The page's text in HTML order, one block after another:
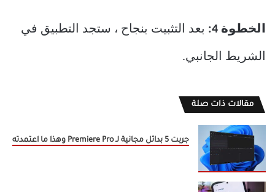
الخطوة 4: بعد التثبيت بنجاح ، ستجد التطبيق في
الشريط الجانبي.
مقالات ذات صلة
جربت 5 بدائل مجانية لـ Premiere Pro وهذا ما اعتمدته